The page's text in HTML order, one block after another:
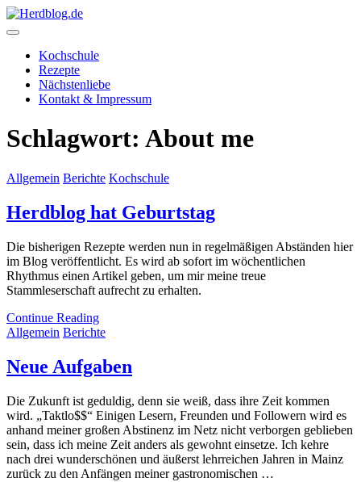
Skip
to
Herdblog.de
Kochschule
Rezepte
Nächstenliebe
Kontakt & Impressum
Schlagwort: About me
Allgemein Berichte Kochschule
Herdblog hat Geburtstag
Die bisherigen Rezepte werden nun in regelmäßigen Abständen hier
im Blog veröffentlicht. Es wird ab sofort im wöchentlichen
Rhythmus einen Artikel geben, um mir meine treue
Stammleserschaft aufrecht zu erhalten.
Continue Reading
Allgemein Berichte
Neue Aufgaben
Die Zukunft ist geduldig, denn sie weiß, dass ihre Zeit kommen
wird. „Taktlo$$“ Einigen Lesern, Freunden und Followern wird es
anhand meiner großen Abstinenz im Netz nicht verborgen geblieben
sein, dass ich meine Zeit anders als gewohnt einsetze. Ich kehre
nach drei wunderschönen und äußerst lehrreichen Jahren in Mainz
zurück zu den Anfängen meiner gastronomischen …